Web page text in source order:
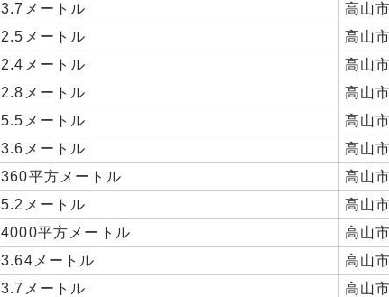
3.7メートル
高山
2.5メートル
高山
2.4メートル
高山
2.8メートル
高山
5.5メートル
高山
3.6メートル
高山
360平方メートル
高山
5.2メートル
高山
4000平方メートル
高山
3.64メートル
高山
3.7メートル
高山